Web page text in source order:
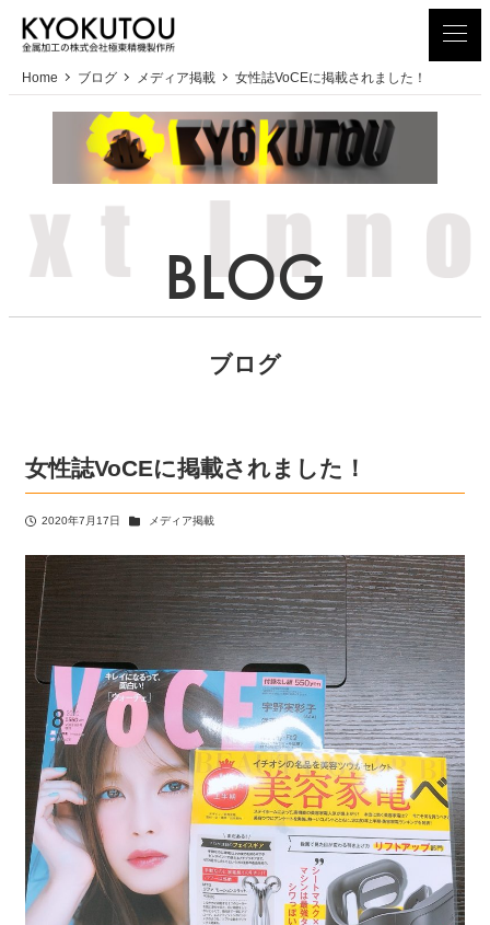
メ
イ
コ
Home ブログ メディア掲載 女性誌VoCEに掲載されました！
ブログ
女性誌VoCEに掲載されました！
投稿日
2020年7月17日 カテゴリー
メディア掲載